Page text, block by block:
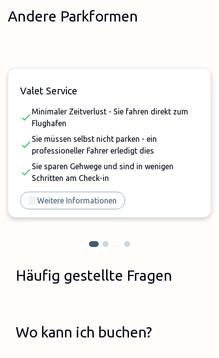
Andere Parkformen
Valet Service
Minimaler Zeitverlust - Sie fahren direkt zum
Flughafen
Sie müssen selbst nicht parken - ein
professioneller Fahrer erledigt dies
Sie sparen Gehwege und sind in wenigen
Schritten am Check-in
Weitere Informationen
…
Häufig gestellte Fragen
Wo kann ich buchen?